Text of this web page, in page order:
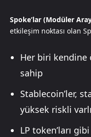
Spoke’lar (Modüler
etkileşim noktası olan
Her biri kendine
sahip
Stablecoin’ler,
yüksek riskli
LP token’ları